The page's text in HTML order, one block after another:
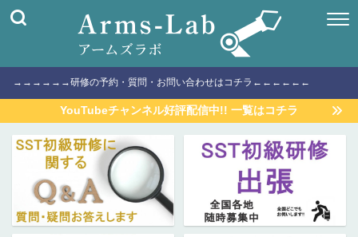
→→→→→→研修の予約・質問・お問い合わせはコチラ←←←←←←
YouTubeチャンネル好評配信中!! 一覧はコチラ